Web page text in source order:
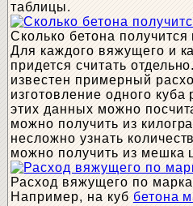
таблицы.
Сколько бетона
Для каждого вяжущего и
придется считать
известен примерный
изготовление одного
этих данных можно
можно получить из
несложно узнать
можно получить из мешка
Расход вяжущего по
Например, на куб бетона